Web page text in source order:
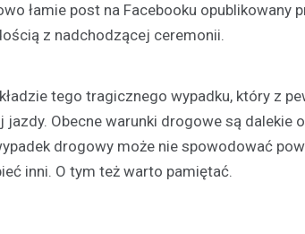
łamie post na Facebooku opublikowany
z nadchodzącej ceremonii.
tego tragicznego wypadku, który z
Obecne warunki drogowe są dalekie
drogowy może nie spowodować
inni. O tym też warto pamiętać.